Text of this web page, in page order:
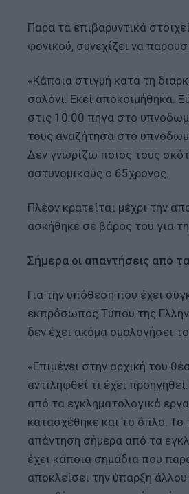
Παρά τα επιβαρυντικά
φονικού, συνεχίζει να
«Κάποια στιγμή κατά τη
σαλόνι. Εκεί αποκοιμήθηκα.
στις 10:00 πήγα στο
τους αναζήτησα στο
Δεν γνωρίζω ποιος τους
αστυνομικούς ο 65χρονος.
Πλέον κρατείται μέχρι την
ασκήθηκε σε βάρος του για
Σήμερα οι απαντήσεις από
Για την υπόθεση που έχει
εκπρόσωπος Τύπου της
δεν έχει ακόμα ομολογήσει
«Επιμένει στην αρχική του
αντιληφθεί τι έχει
από τα εγκληματολογικά
κατασχέθηκε και το όπλο. Το
απάντηση σήμερα από τα
έχει κάποια σημάδια που
αποκλείσει την ύπαρξη